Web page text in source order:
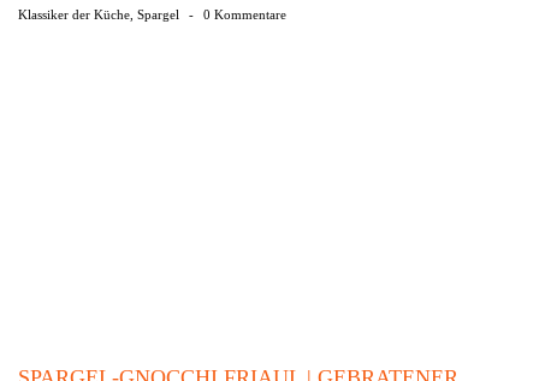
Klassiker der Küche Spargel - 0 Kommentare